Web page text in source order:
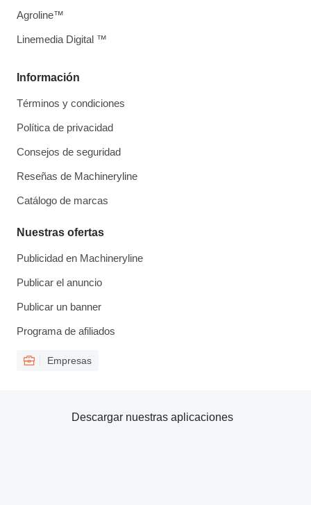
Información
Términos y condiciones
Política de privacidad
Consejos de seguridad
Reseñas de Machineryline
Catálogo de marcas
Nuestras ofertas
Publicidad en Machineryline
Publicar el anuncio
Publicar un banner
Programa de afiliados
Empresas
Agroline™
Linemedia Digital ™
Descargar nuestras aplicaciones